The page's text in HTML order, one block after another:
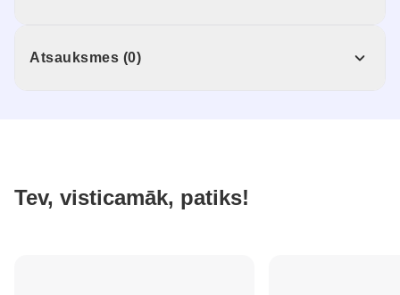
Atsauksmes (0)
Tev, visticamāk, patiks!